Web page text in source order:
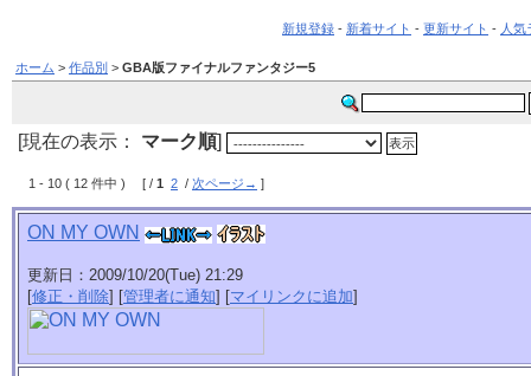
新規登録 - 新着サイト - 更新サイト - 人
ホーム > 作品別 > GBA版ファイナルファンタジー5
[現在の表示： マーク順]
1 - 10 ( 12 件中 ) [ / 1 2 / 次ページ→ ]
ON MY OWN
更新日：2009/10/20(Tue) 21:29
[修正・削除] [管理者に通知] [マイリンクに追加]